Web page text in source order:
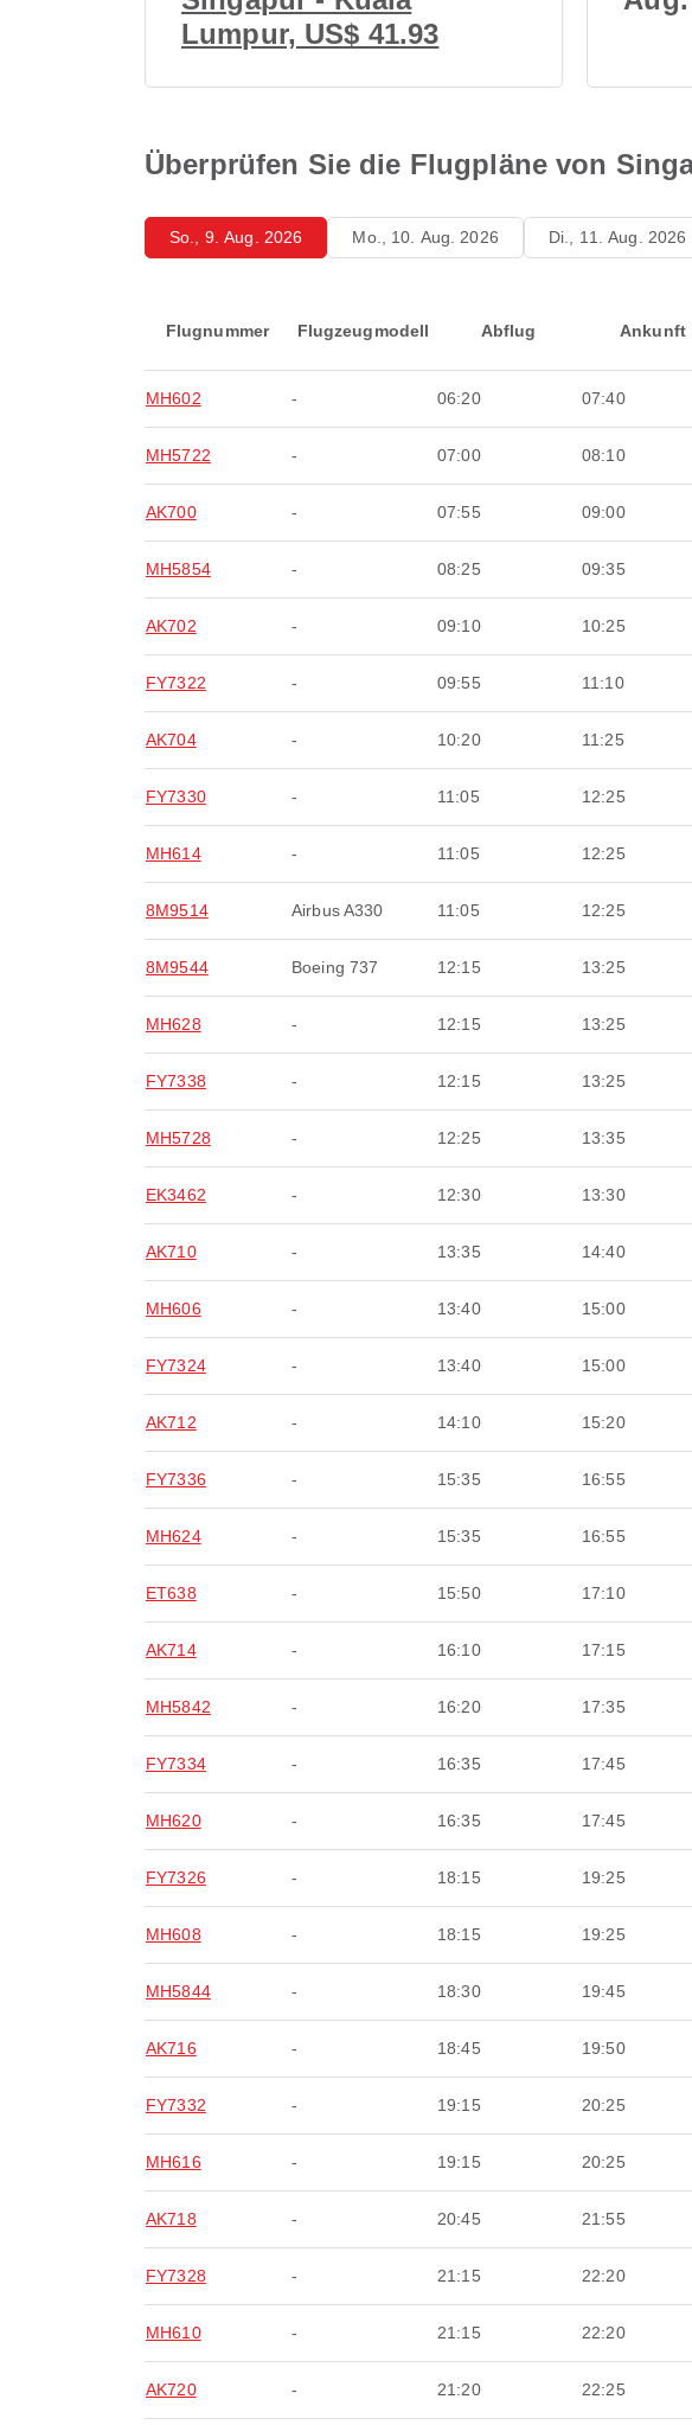
Lumpur, US$ 41.93
Überprüfen Sie die Flugpläne von
So., 9. Aug. 2026 Mo., 10. Aug. 2026 Di., 11. Aug. 2026
Flugnummer Flugzeugmodell Abflug Ankunft
MH602 - 06:20 07:40
MH5722 - 07:00 08:10
AK700 - 07:55 09:00
MH5854 - 08:25 09:35
AK702 - 09:10 10:25
FY7322 - 09:55 11:10
AK704 - 10:20 11:25
FY7330 - 11:05 12:25
MH614 - 11:05 12:25
8M9514 Airbus A330 11:05 12:25
8M9544 Boeing 737 12:15 13:25
MH628 - 12:15 13:25
FY7338 - 12:15 13:25
MH5728 - 12:25 13:35
EK3462 - 12:30 13:30
AK710 - 13:35 14:40
MH606 - 13:40 15:00
FY7324 - 13:40 15:00
AK712 - 14:10 15:20
FY7336 - 15:35 16:55
MH624 - 15:35 16:55
ET638 - 15:50 17:10
AK714 - 16:10 17:15
MH5842 - 16:20 17:35
FY7334 - 16:35 17:45
MH620 - 16:35 17:45
FY7326 - 18:15 19:25
MH608 - 18:15 19:25
MH5844 - 18:30 19:45
AK716 - 18:45 19:50
FY7332 - 19:15 20:25
MH616 - 19:15 20:25
AK718 - 20:45 21:55
FY7328 - 21:15 22:20
MH610 - 21:15 22:20
AK720 - 21:20 22:25